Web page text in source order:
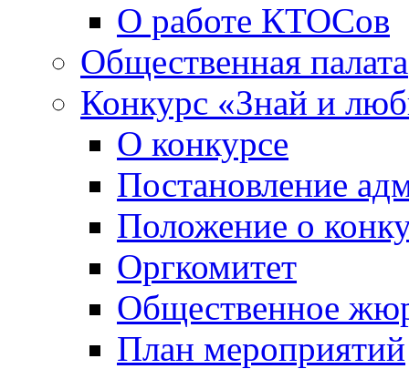
О работе КТОСов
Общественная палата
Конкурс «Знай и
О конкурсе
Постановление
Положение о
Оргкомитет
Общественное
План мероприятий